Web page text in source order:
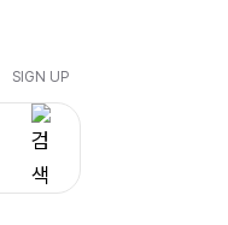
SIGN UP